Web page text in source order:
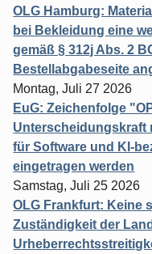
OLG Hamburg:
bei Bekleidung eine
gemäß § 312j Abs. 2
Bestellabgabeseite
Montag, Juli 27 2026
EuG: Zeichenfolge
Unterscheidungskraft
für Software und KI-
eingetragen werden
Samstag, Juli 25 2026
OLG Frankfurt: Keine
Zuständigkeit der